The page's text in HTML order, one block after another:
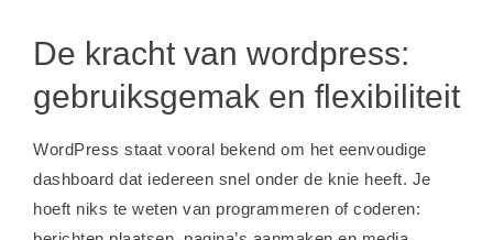
De kracht van wordpress:
gebruiksgemak en flexibiliteit
WordPress staat vooral bekend om het eenvoudige
dashboard dat iedereen snel onder de knie heeft. Je
hoeft niks te weten van programmeren of coderen: